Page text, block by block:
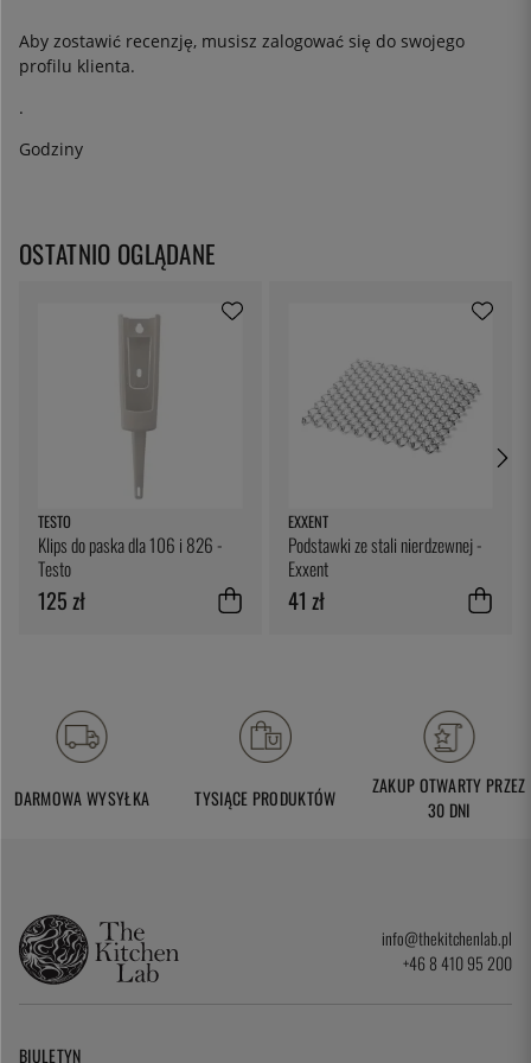
Aby zostawić recenzję, musisz zalogować się do swojego
profilu klienta.
.
Godziny
OSTATNIO OGLĄDANE
TESTO
Klips do paska dla 106 i 826 -
Testo
125 zł
EXXENT
Podstawki ze stali nierdzewnej -
Exxent
41 zł
DARMOWA WYSYŁKA TYSIĄCE PRODUKTÓW
ZAKUP OTWARTY PRZEZ
30 DNI
info@thekitchenlab.pl
+46 8 410 95 200
BIULETYN